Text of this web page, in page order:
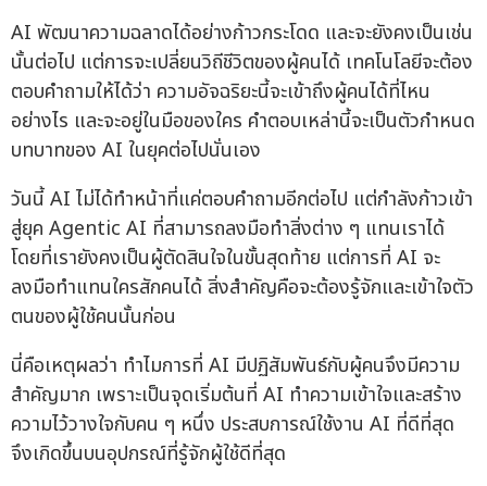
AI พัฒนาความฉลาดได้อย่างก้าวกระโดด และจะยังคงเป็นเช่น
นั้นต่อไป แต่การจะเปลี่ยนวิถีชีวิตของผู้คนได้ เทคโนโลยีจะต้อง
ตอบคำถามให้ได้ว่า ความอัจฉริยะนี้จะเข้าถึงผู้คนได้ที่ไหน
อย่างไร และจะอยู่ในมือของใคร คำตอบเหล่านี้จะเป็นตัวกำหนด
บทบาทของ AI ในยุคต่อไปนั่นเอง
วันนี้ AI ไม่ได้ทำหน้าที่แค่ตอบคำถามอีกต่อไป แต่กำลังก้าวเข้า
สู่ยุค Agentic AI ที่สามารถลงมือทำสิ่งต่าง ๆ แทนเราได้
โดยที่เรายังคงเป็นผู้ตัดสินใจในขั้นสุดท้าย แต่การที่ AI จะ
ลงมือทำแทนใครสักคนได้ สิ่งสำคัญคือจะต้องรู้จักและเข้าใจตัว
ตนของผู้ใช้คนนั้นก่อน
นี่คือเหตุผลว่า ทำไมการที่ AI มีปฏิสัมพันธ์กับผู้คนจึงมีความ
สำคัญมาก เพราะเป็นจุดเริ่มต้นที่ AI ทำความเข้าใจและสร้าง
ความไว้วางใจกับคน ๆ หนึ่ง ประสบการณ์ใช้งาน AI ที่ดีที่สุด
จึงเกิดขึ้นบนอุปกรณ์ที่รู้จักผู้ใช้ดีที่สุด